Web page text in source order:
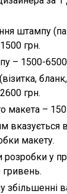
штампу
грн.
– 1500-
грн.
макета – 150
вказується
макету.
розробки у